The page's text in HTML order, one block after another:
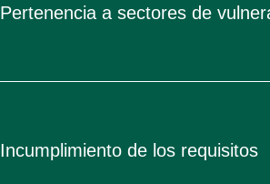
Pertenencia a sectores de
Incumplimiento de los requisitos